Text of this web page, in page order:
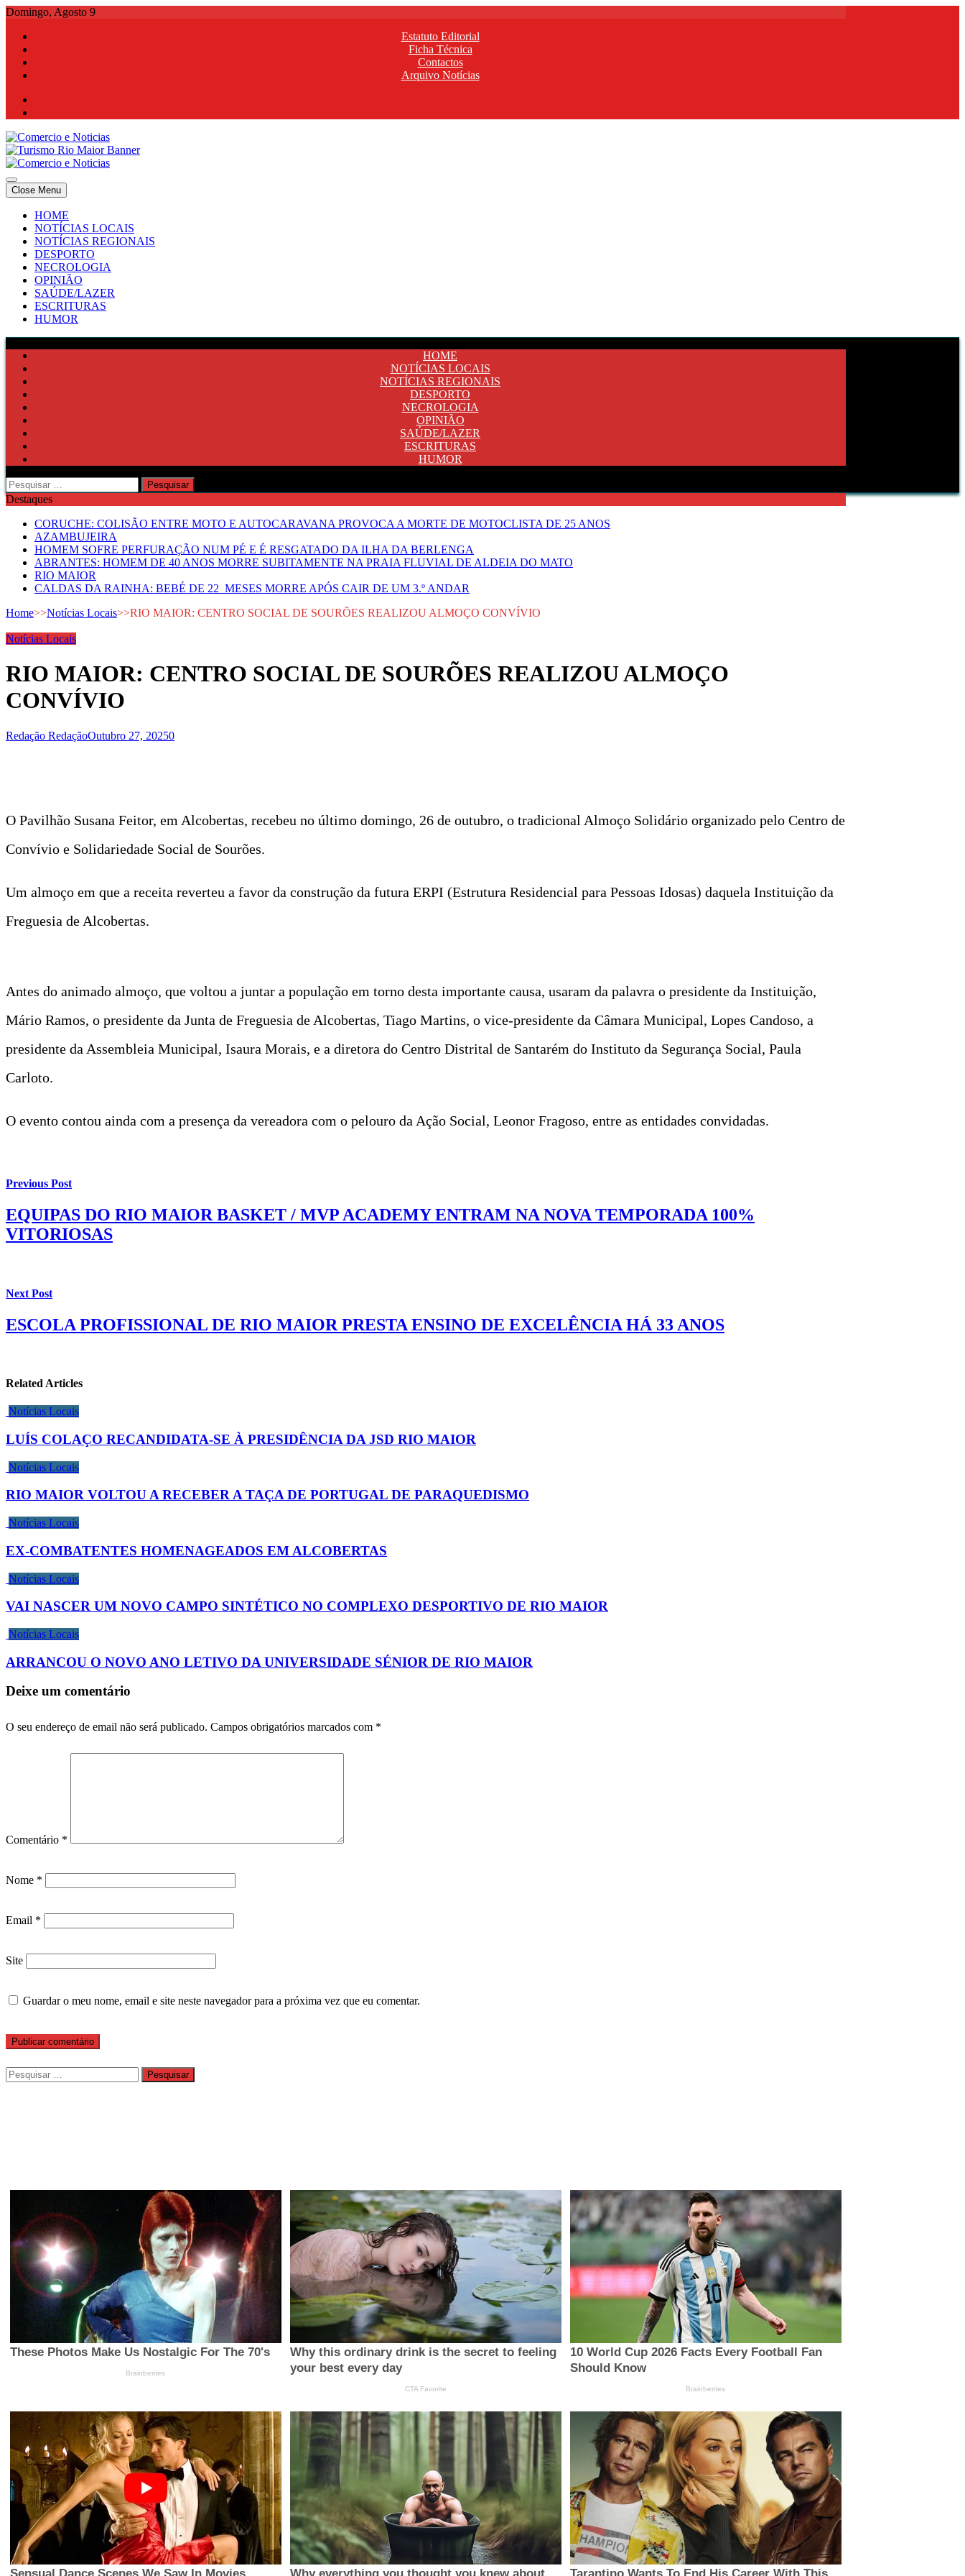
Skip
content
Domingo, Agosto 9
Estatuto Editorial
Ficha Técnica
Contactos
Arquivo Notícias
Comercio e Noticias
Notícias e Publicidade Online
Comercio e Noticias
Notícias e Publicidade Online
Close Menu
HOME
NOTÍCIAS LOCAIS
NOTÍCIAS REGIONAIS
DESPORTO
NECROLOGIA
OPINIÃO
SAÚDE/LAZER
ESCRITURAS
HUMOR
HOME
NOTÍCIAS LOCAIS
NOTÍCIAS REGIONAIS
DESPORTO
NECROLOGIA
OPINIÃO
SAÚDE/LAZER
ESCRITURAS
HUMOR
Pesquisar
por:
Destaques
CORUCHE: COLISÃO ENTRE MOTO E AUTOCARAVANA PROVOCA A MORTE DE MOTOCLISTA DE 25 ANOS
AZAMBUJEIRA
HOMEM SOFRE PERFURAÇÃO NUM PÉ E É RESGATADO DA ILHA DA BERLENGA
ABRANTES: HOMEM DE 40 ANOS MORRE SUBITAMENTE NA PRAIA FLUVIAL DE ALDEIA DO MATO
RIO MAIOR
CALDAS DA RAINHA: BEBÉ DE 22 MESES MORRE APÓS CAIR DE UM 3.º ANDAR
Home>>Notícias Locais>>RIO MAIOR: CENTRO SOCIAL DE SOURÕES REALIZOU ALMOÇO CONVÍVIO
Notícias Locais
RIO MAIOR: CENTRO SOCIAL DE SOURÕES REALIZOU ALMOÇO
CONVÍVIO
Redação RedaçãoOutubro 27, 20250
O Pavilhão Susana Feitor, em Alcobertas, recebeu no último domingo, 26 de outubro, o tradicional Almoço Solidário organizado pelo Centro de
Convívio e Solidariedade Social de Sourões.
Um almoço em que a receita reverteu a favor da construção da futura ERPI (Estrutura Residencial para Pessoas Idosas) daquela Instituição da
Freguesia de Alcobertas.
Antes do animado almoço, que voltou a juntar a população em torno desta importante causa, usaram da palavra o presidente da Instituição,
Mário Ramos, o presidente da Junta de Freguesia de Alcobertas, Tiago Martins, o vice-presidente da Câmara Municipal, Lopes Candoso, a
presidente da Assembleia Municipal, Isaura Morais, e a diretora do Centro Distrital de Santarém do Instituto da Segurança Social, Paula
Carloto.
O evento contou ainda com a presença da vereadora com o pelouro da Ação Social, Leonor Fragoso, entre as entidades convidadas.
Previous Post
EQUIPAS DO RIO MAIOR BASKET / MVP ACADEMY ENTRAM NA NOVA TEMPORADA 100%
VITORIOSAS
Next Post
ESCOLA PROFISSIONAL DE RIO MAIOR PRESTA ENSINO DE EXCELÊNCIA HÁ 33 ANOS
Related Articles
Notícias Locais
LUÍS COLAÇO RECANDIDATA-SE À PRESIDÊNCIA DA JSD RIO MAIOR
Notícias Locais
RIO MAIOR VOLTOU A RECEBER A TAÇA DE PORTUGAL DE PARAQUEDISMO
Notícias Locais
EX-COMBATENTES HOMENAGEADOS EM ALCOBERTAS
Notícias Locais
VAI NASCER UM NOVO CAMPO SINTÉTICO NO COMPLEXO DESPORTIVO DE RIO MAIOR
Notícias Locais
ARRANCOU O NOVO ANO LETIVO DA UNIVERSIDADE SÉNIOR DE RIO MAIOR
Deixe um comentário
O seu endereço de email não será publicado. Campos obrigatórios marcados com *
Comentário *
Nome *
Email *
Site
Guardar o meu nome, email e site neste navegador para a próxima vez que eu comentar.
Pesquisar
por: